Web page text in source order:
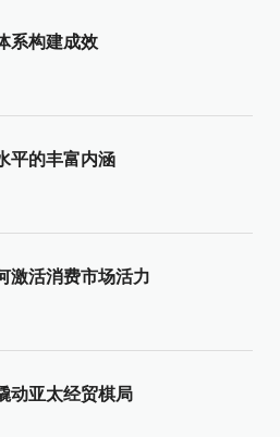
系构建成效
平的丰富内涵
激活消费市场活力
动亚太经贸棋局